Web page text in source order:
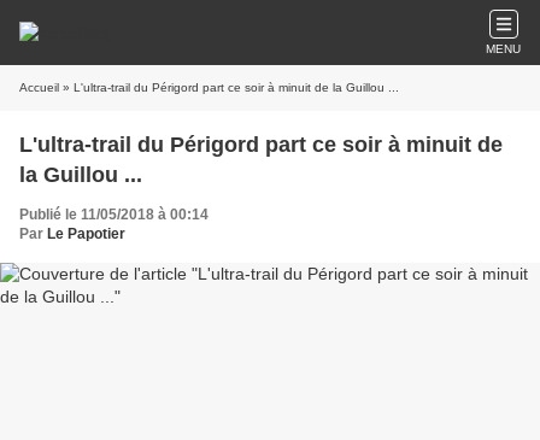
MENU
Accueil » L'ultra-trail du Périgord part ce soir à minuit de la Guillou ...
L'ultra-trail du Périgord part ce soir à minuit de
la Guillou ...
Publié le 11/05/2018 à 00:14
Par Le Papotier